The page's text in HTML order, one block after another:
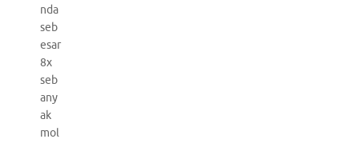
nda
seb
esar
8x
seb
any
ak
mol